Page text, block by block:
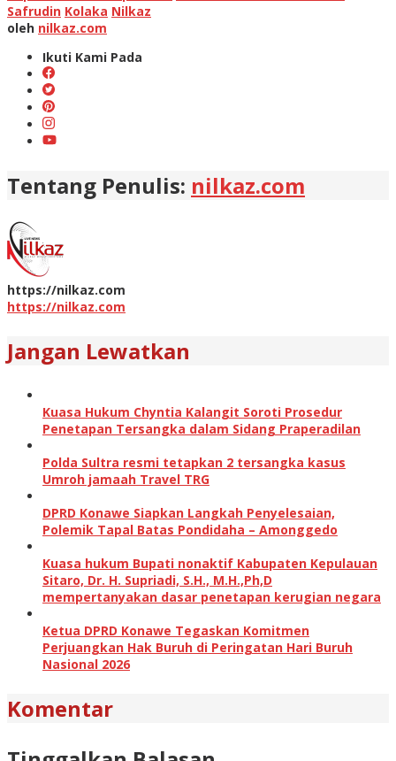
Safrudin Kolaka Nilkaz
oleh nilkaz.com
Ikuti Kami Pada
Tentang Penulis: nilkaz.com
https://nilkaz.com
https://nilkaz.com
Jangan Lewatkan
Kuasa Hukum Chyntia Kalangit Soroti Prosedur
Penetapan Tersangka dalam Sidang Praperadilan
Polda Sultra resmi tetapkan 2 tersangka kasus
Umroh jamaah Travel TRG
DPRD Konawe Siapkan Langkah Penyelesaian,
Polemik Tapal Batas Pondidaha – Amonggedo
Kuasa hukum Bupati nonaktif Kabupaten Kepulauan
Sitaro, Dr. H. Supriadi, S.H., M.H.,Ph,D
mempertanyakan dasar penetapan kerugian negara
Ketua DPRD Konawe Tegaskan Komitmen
Perjuangkan Hak Buruh di Peringatan Hari Buruh
Nasional 2026
Komentar